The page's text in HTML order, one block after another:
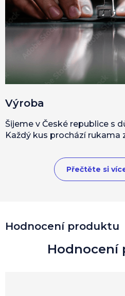
Hodnocení produktu
Výroba
Šijeme v České republice s
Každý kus prochází rukama
Přečtěte si